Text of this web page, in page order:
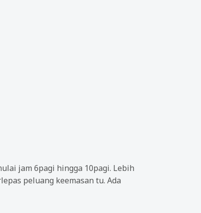
jam 6pagi hingga 10pagi. Lebih
peluang keemasan tu. Ada